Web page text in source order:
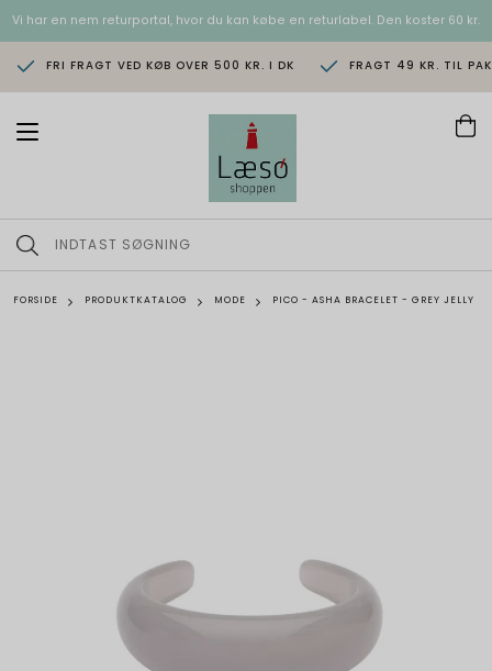
Vi har en nem returportal, hvor du kan købe en returlabel. Den koster 60 kr.
FRI FRAGT VED KØB OVER 500 KR. I DK FRAGT 49 KR. TIL
T
n
a
i
FORSIDE PRODUKTKATALOG MODE PICO - ASHA BRACELET - GREY JELLY